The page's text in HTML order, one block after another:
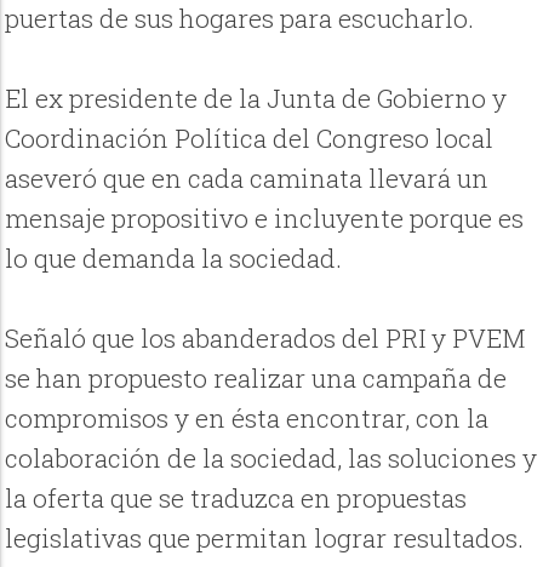
puertas de sus hogares para escucharlo.
El ex presidente de la Junta de Gobierno y
Coordinación Política del Congreso local
aseveró que en cada caminata llevará un
mensaje propositivo e incluyente porque es
lo que demanda la sociedad.
Señaló que los abanderados del PRI y PVEM
se han propuesto realizar una campaña de
compromisos y en ésta encontrar, con la
colaboración de la sociedad, las soluciones y
la oferta que se traduzca en propuestas
legislativas que permitan lograr resultados.